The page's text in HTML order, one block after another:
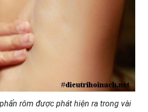
rôm được phát hiện ra trong vài